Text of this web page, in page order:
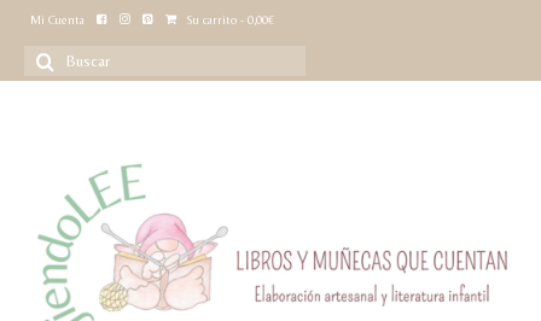
Mi Cuenta Su carrito - 0,00€
Buscar
por: